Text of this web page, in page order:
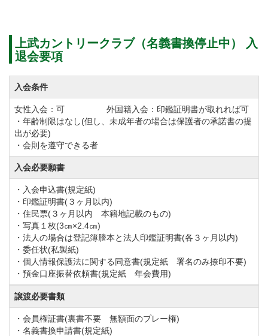
上武カントリークラブ（名義書換停止中） 入
退会要項
入会条件
女性入会：可 外国籍入会：印鑑証明書が取れれば可
・年齢制限はなし(但し、未成年者の場合は保護者の承諾書の提
出が必要)
・会則を遵守できる者
入会必要願書
・入会申込書(規定紙)
・印鑑証明書(３ヶ月以内)
・住民票(３ヶ月以内 本籍地記載のもの)
・写真１枚(3㎝×2.4㎝)
・法人の場合は登記簿謄本と法人印鑑証明書(各３ヶ月以内)
・委任状(私製紙)
・個人情報保護法に関する同意書(規定紙 署名のみ捺印不要)
・預金口座振替依頼書(規定紙 年会費用)
譲渡必要書類
・会員権証書(裏書不要 無額面のプレー権)
・名義書換申請書(規定紙)